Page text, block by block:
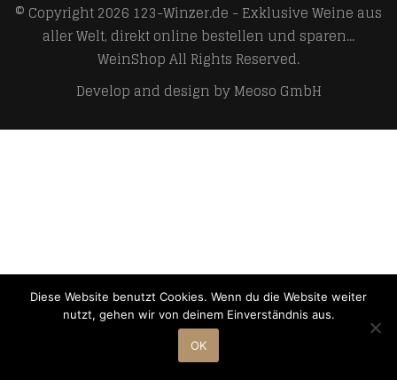
© Copyright 2026 123-Winzer.de - Exklusive Weine aus
aller Welt, direkt online bestellen und sparen...
WeinShopAll Rights Reserved.
Develop and design byMeoso GmbH
Diese Website benutzt Cookies. Wenn du die Website weiter
nutzt, gehen wir von deinem Einverständnis aus.
OK